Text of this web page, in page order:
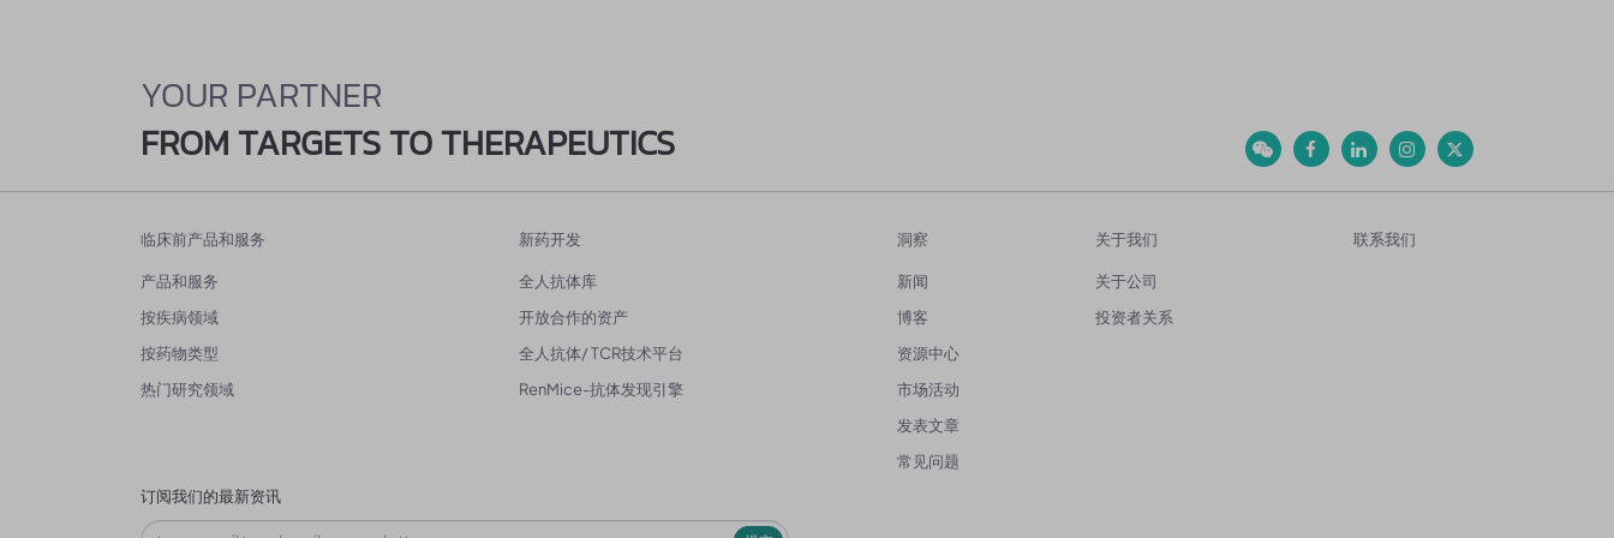
YOUR PARTNER
FROM TARGETS TO THERAPEUTICS
临床前产品和服务
产品和服务
按疾病领域
按药物类型
热门研究领域
新药开发
全人抗体库
开放合作的资产
全人抗体/ TCR技术平台
RenMice-抗体发现引擎
洞察
新闻
博客
资源中心
市场活动
发表文章
常见问题
关于我们
关于公司
投资者关系
联系我们
订阅我们的最新资讯